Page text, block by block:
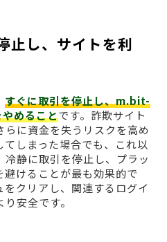
止し、サイトを利
すぐに取引を停止し、m.bit-
めることです。詐欺サイト
に資金を失うリスクを高め
しまった場合でも、これ以
冷静に取引を停止し、プラッ
避けることが最も効果的で
クリアし、関連するログイ
安全です。